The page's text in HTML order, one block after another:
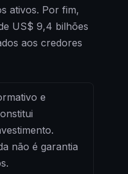
ativos. Por fim,
US$ 9,4 bilhões
aos credores
e
não é garantia